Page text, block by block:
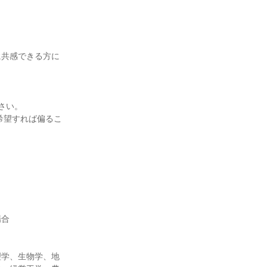
感できる方に
。
すれば偏るこ
、生物学、地